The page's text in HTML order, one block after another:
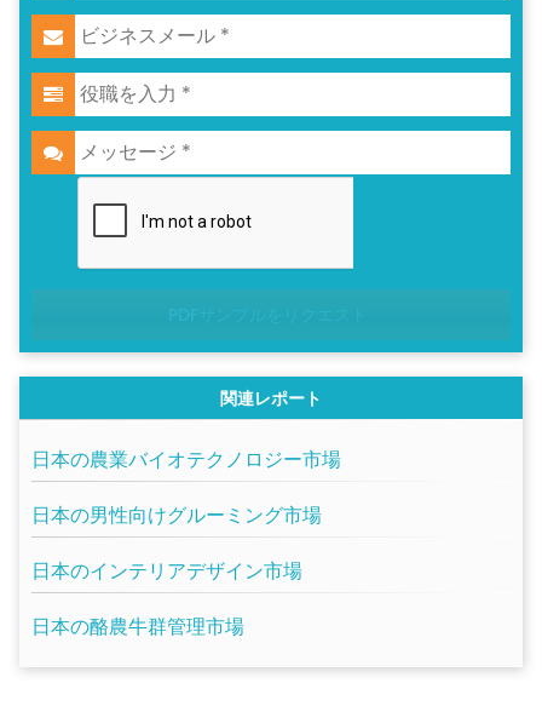
関連レポート
日本の農業バイオテクノロジー市場
日本の男性向けグルーミング市場
日本のインテリアデザイン市場
日本の酪農牛群管理市場